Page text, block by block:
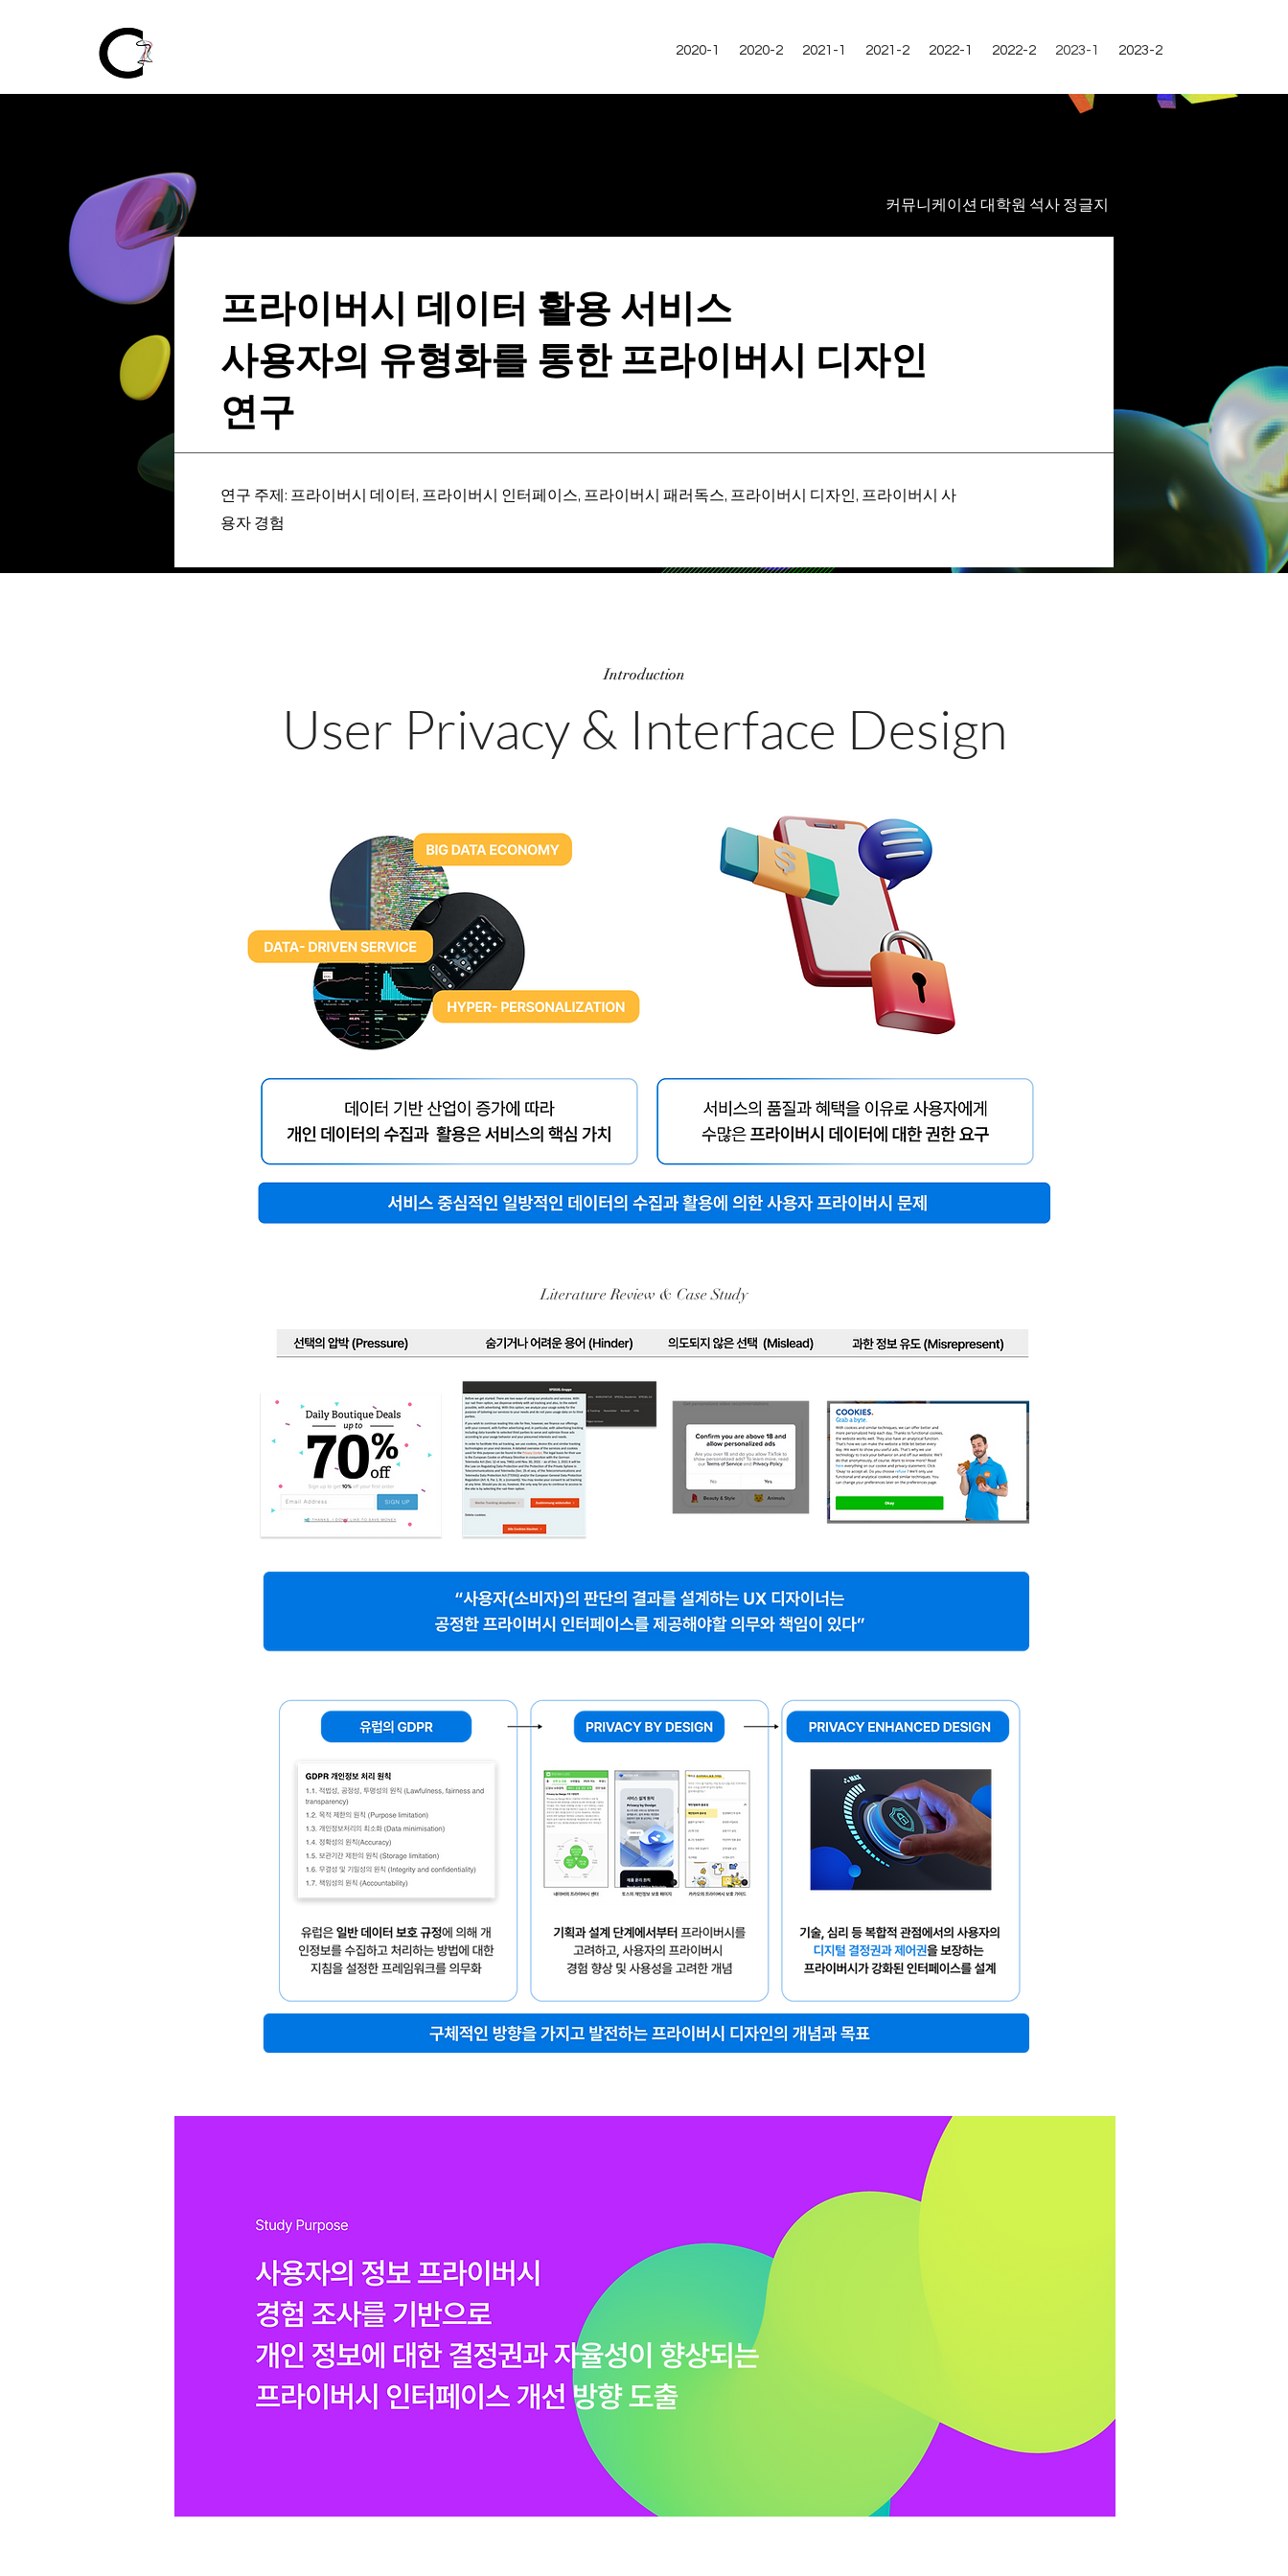
2020-1 2020-2 2021-1 2021-2 2022-1 2022-2 2023-1 2023-2
커뮤니케이션 대학원 석사 정글지
프라이버시 데이터 활용 서비스
사용자의 유형화를 통한 프라이버시 디자인
연구
연구 주제: 프라이버시 데이터, 프라이버시 인터페이스, 프라이버시 패러독스, 프라이버시 디자인, 프라이버시 사
용자 경험
Introduction
Introduction
User Privacy & Interface Design
Literature Review & Case Study